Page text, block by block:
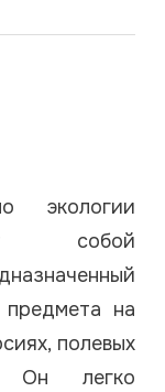
экологии
собой
предмета на
полевых
Он легко